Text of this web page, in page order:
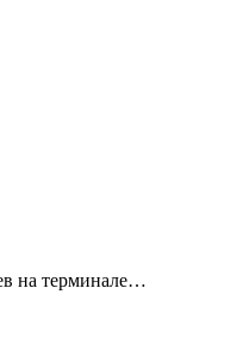
на терминале…